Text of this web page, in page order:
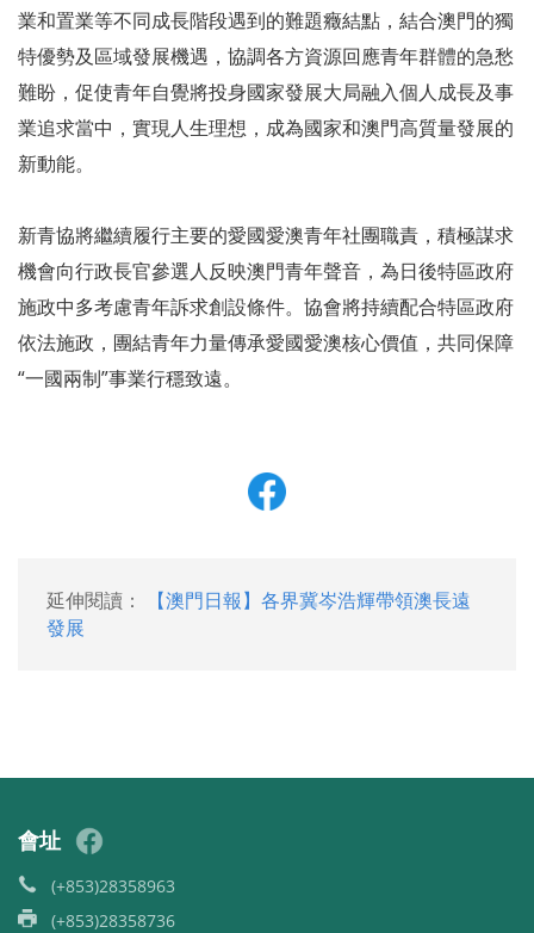
業和置業等不同成長階段遇到的難題癥結點，結合澳門的獨
特優勢及區域發展機遇，協調各方資源回應青年群體的急愁
難盼，促使青年自覺將投身國家發展大局融入個人成長及事
業追求當中，實現人生理想，成為國家和澳門高質量發展的
新動能。
新青協將繼續履行主要的愛國愛澳青年社團職責，積極謀求
機會向行政長官參選人反映澳門青年聲音，為日後特區政府
施政中多考慮青年訴求創設條件。協會將持續配合特區政府
依法施政，團結青年力量傳承愛國愛澳核心價值，共同保障
“一國兩制”事業行穩致遠。
延伸閱讀：
【澳門日報】各界冀岑浩輝帶領澳長遠
發展
會址
(+853)28358963
(+853)28358736